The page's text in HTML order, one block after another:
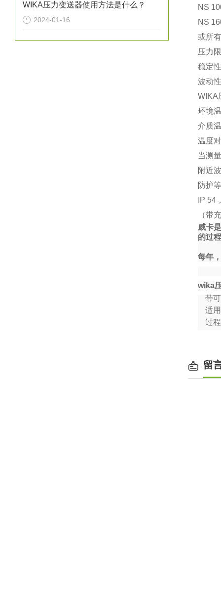
WIKA压力变送器使用方法是什么？
2024-01-16
NS
NS
或所
压力
稳定
波动
WIKA
环境
介质
温度
当测
附近
防护
IP 54
（带
威卡
的过
每年
wika
带
适
过
留